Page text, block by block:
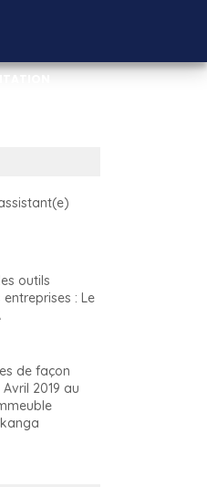
outils
: Le
de façon
2019 au